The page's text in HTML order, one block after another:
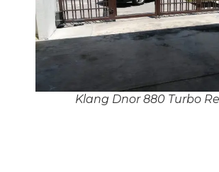
Klang Dnor 880 Turbo